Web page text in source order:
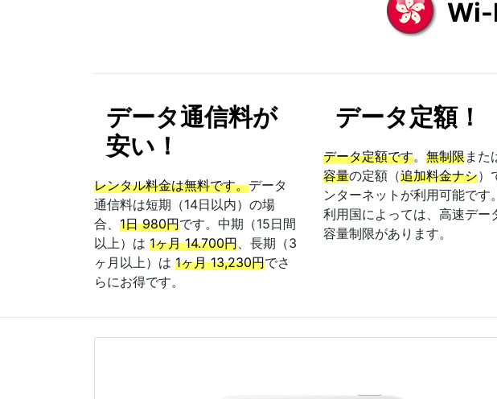
Wi-
データ通信料が
安い！
レンタル料金は無料です。データ
通信料は短期（14日以内）の場
合、 1日 980円です。中期（15日間
以上）は 1ヶ月 14.700円、長期（3
ヶ月以上）は 1ヶ月 13,230円でさ
らにお得です。
データ定額！
データ定額です。 無制限また
容量の定額（追加料金ナシ）
ンターネットが利用可能です
利用国によっては、高速デー
容量制限があります。